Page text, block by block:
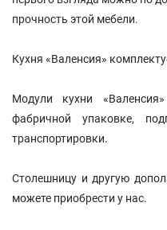
прочность этой мебели.
Кухня «Валенсия»
Модули кухни
фабричной упаковке,
транспортировки.
Столешницу и другую
можете приобрести у нас.